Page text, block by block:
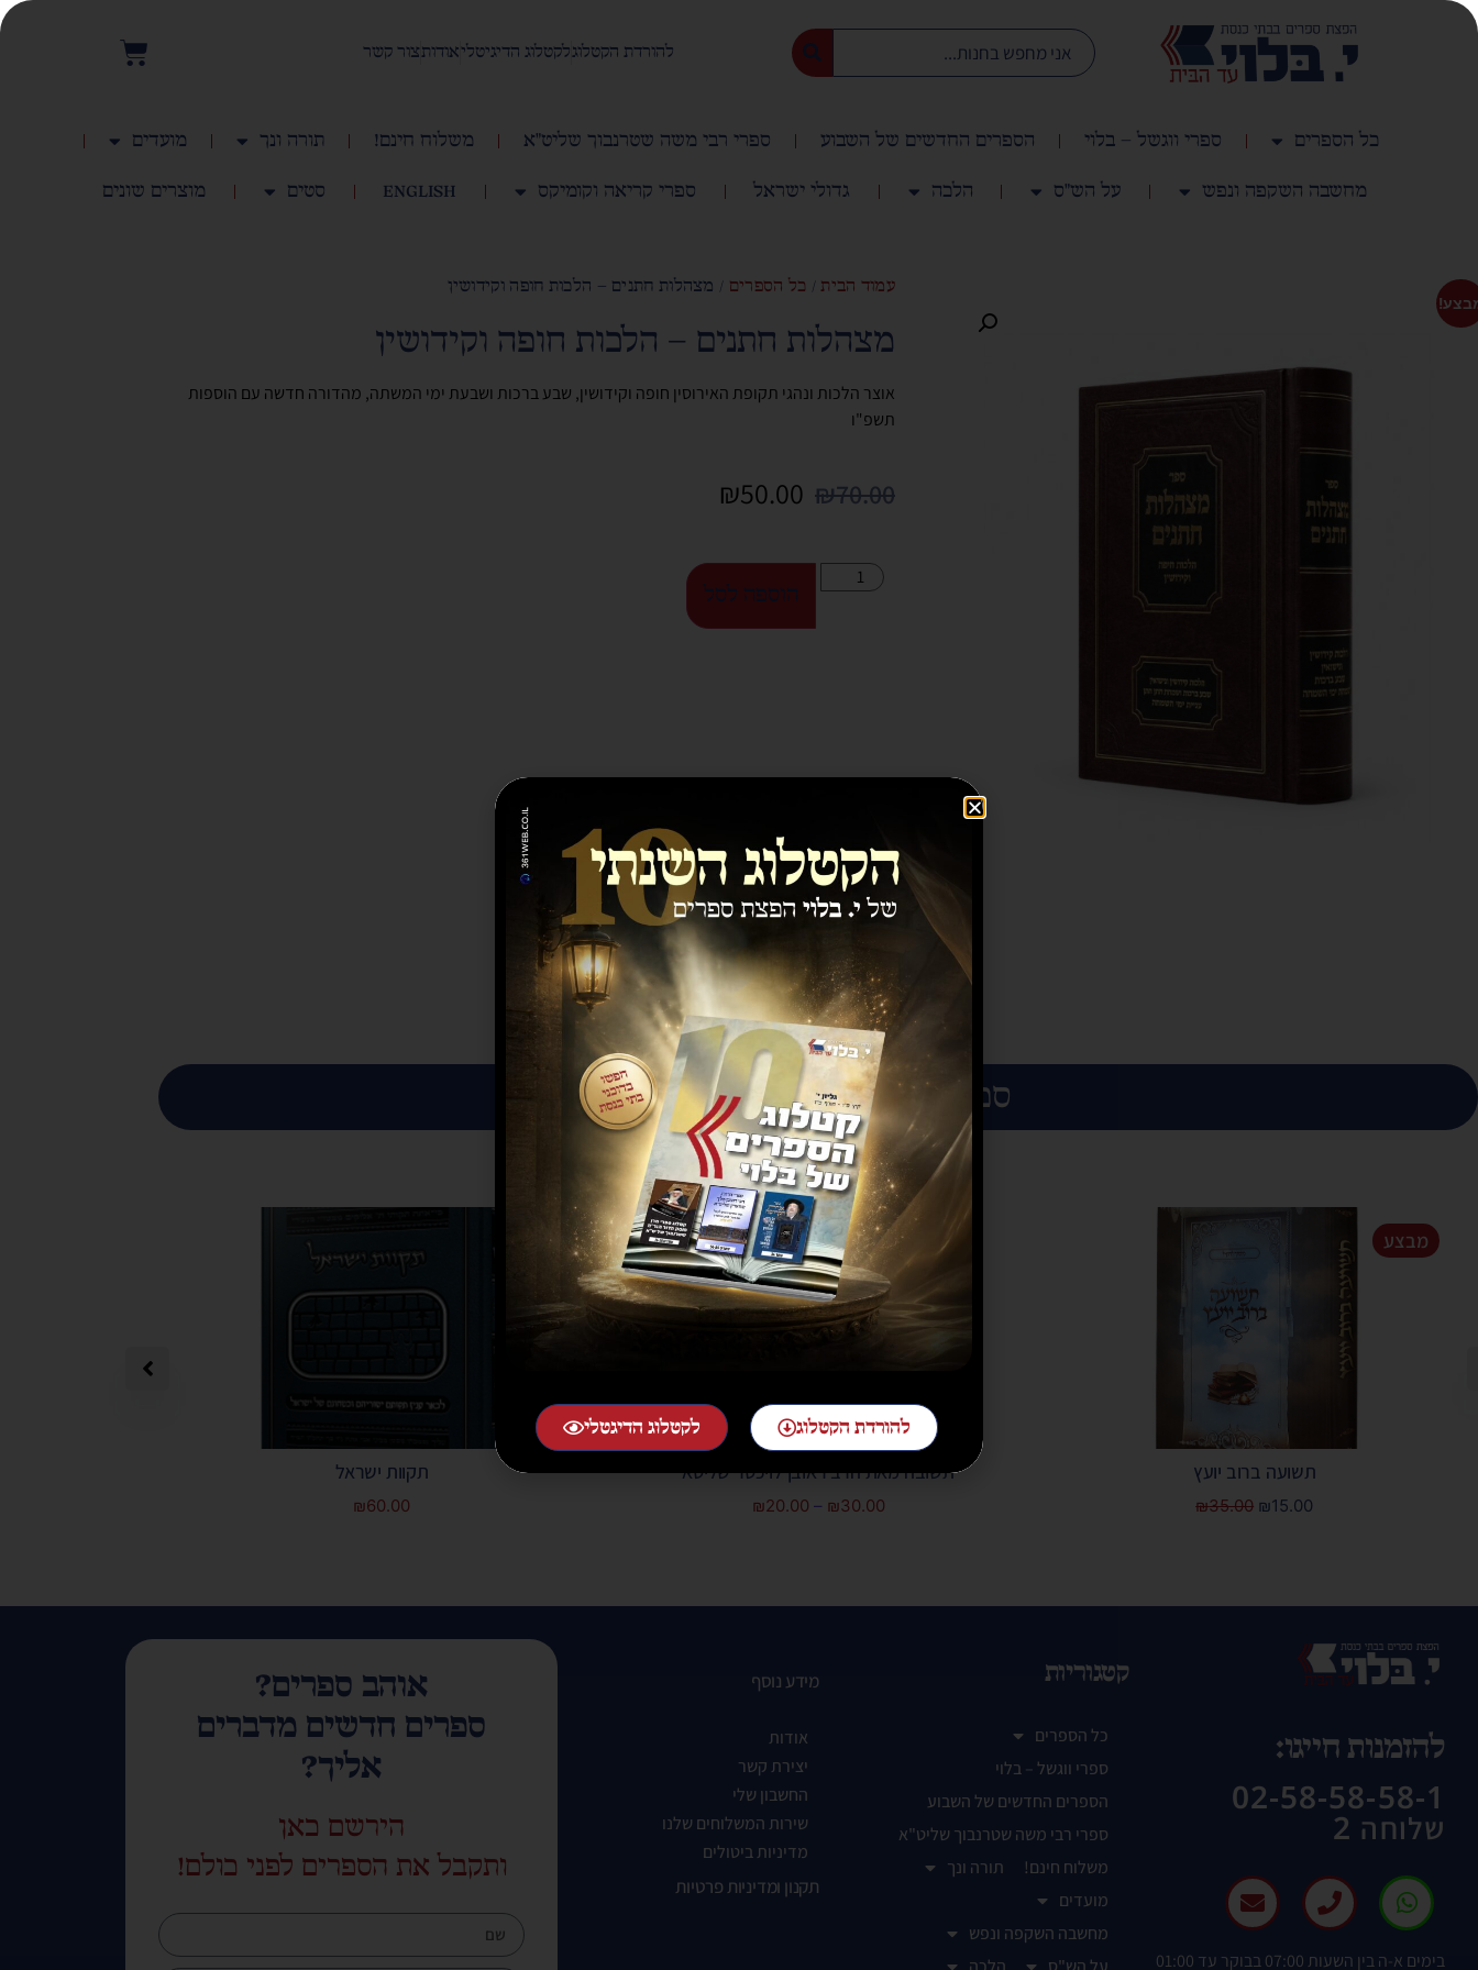
להורדת הקטלוג לקטלוג הדיגיטלי אודות צור קשר
כל הספרים ספרי ווגשל – בלוי הספרים החדשים של השבוע ספרי רבי משה שטרנבוך שליט"א משלוח חינם! תורה ונך מועדים
מחשבה השקפה ונפש על הש"ס הלכה גדולי ישראל ספרי קריאה וקומיקס English סטים מוצרים שונים
עמוד הבית/ כל הספרים / מצהלות חתנים – הלכות חופה וקידושין
מצהלות חתנים – הלכות חופה וקידושין
אוצר הלכות ונהגי תקופת האירוסין חופה וקידושין, שבע ברכות ושבעת ימי המשתה, מהדורה חדשה עם הוספות
תשפ"ו
₪70.00
₪50.00
הוספה לסל
ספרים נוספים שיעניינו אותך...
מבצע
תשועה ברוב יועץ
₪35.00 ₪15.00
תשובה מאת הרב ראובן לויכטר שליטא
₪20.00 – ₪30.00
תקוות ישראל
₪60.00
להזמנות חייגו:
02-58-58-58-1
שלוחה 2
בימים א-ה בין השעות 07:00 בבוקר עד 01:00
קטגוריות
כל הספרים
ספרי ווגשל – בלוי
הספרים החדשים של השבוע
ספרי רבי משה שטרנבוך שליט"א
משלוח חינם!
תורה ונך
מועדים
מחשבה השקפה ונפש
מידע נוסף
אודות
יצירת קשר
החשבון שלי
שירות המשלוחים שלנו
מדיניות ביטולים
תקנון ומדיניות פרטיות
אוהב ספרים?
ספרים חדשים מדברים
אליך?
הירשם כאן
ותקבל את הספרים לפני כולם!
להורדת הקטלוג לקטלוג הדיגטלי